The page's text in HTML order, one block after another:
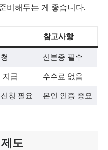
비해두는 게 좋습니다.
참고사항
신분증 필수
지급 수수료 없음
청 필요 본인 인증 중요
도